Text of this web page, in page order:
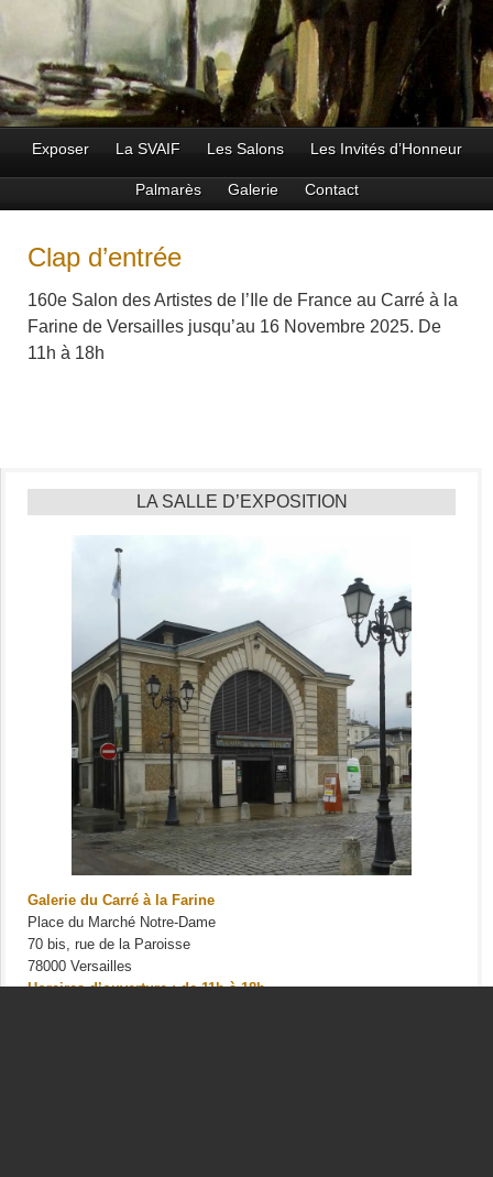
Exposer La SVAIF Les Salons Les Invités d’Honneur
Palmarès Galerie Contact
Clap d’entrée
160e Salon des Artistes de l’Ile de France au Carré à la
Farine de Versailles jusqu’au 16 Novembre 2025. De
11h à 18h
LA SALLE D’EXPOSITION
Galerie du Carré à la Farine
Place du Marché Notre-Dame
70 bis, rue de la Paroisse
78000 Versailles
Horaires d’ouverture : de 11h à 18h